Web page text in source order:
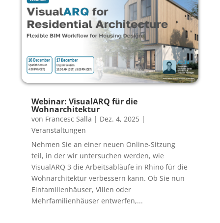
Webinar: VisualARQ für die
Wohnarchitektur
von Francesc Salla | Dez. 4, 2025|
Veranstaltungen
Nehmen Sie an einer neuen Online-Sitzung
teil, in der wir untersuchen werden, wie
VisualARQ 3 die Arbeitsabläufe in Rhino für die
Wohnarchitektur verbessern kann. Ob Sie nun
Einfamilienhäuser, Villen oder
Mehrfamilienhäuser entwerfen,...